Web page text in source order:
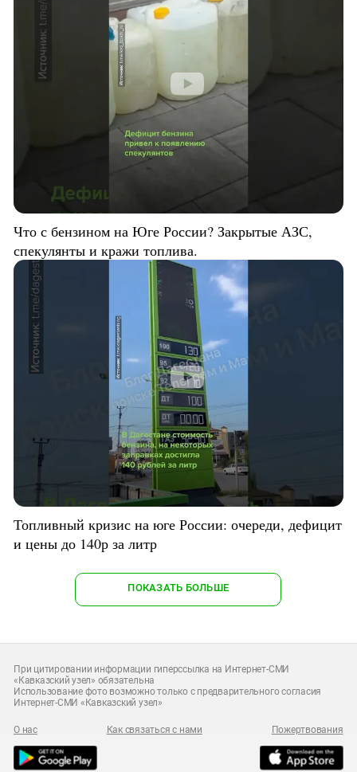
Что с бензином на Юге России? Закрытые АЗС,
спекулянты и кражи топлива.
Топливный кризис на юге России: очереди, дефицит
и цены до 140р за литр
ПОКАЗАТЬ БОЛЬШЕ
При цитировании информации гиперссылка на Интернет-СМИ
«Кавказский узел» обязательна
Использование фото возможно только с предварительного согласия
Интернет-СМИ «Кавказский узел»
О нас Как связаться с нами Пожертвования